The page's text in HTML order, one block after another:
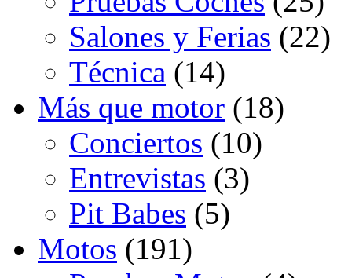
Salones y Ferias (22)
Técnica (14)
Más que motor (18)
Conciertos (10)
Entrevistas (3)
Pit Babes (5)
Motos (191)